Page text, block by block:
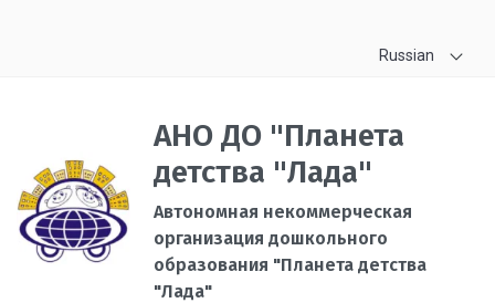
Russian
АНО ДО "Планета
детства "Лада"
Автономная некоммерческая
организация дошкольного
образования "Планета детства
"Лада"